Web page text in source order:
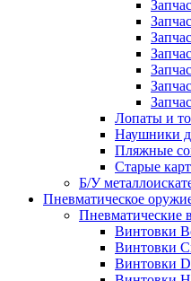
Лопаты и
Наушники
Пляжные
Старые
Б/У
Пневматическое
Пневматические
Винтовки
Винтовки
Винтовки